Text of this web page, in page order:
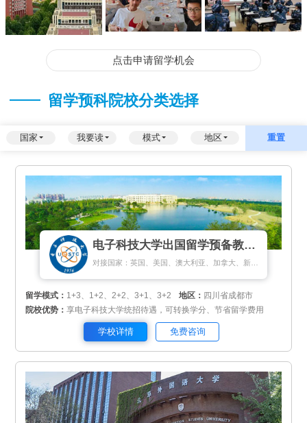
点击申请留学机会
留学预科院校分类选择
国家 我要读 模式 地区 重置
电子科技大学出国留学预备教育中心
留学模式： 1+3、1+2、2+2、3+1、3+2 地区： 四川省成都市
院校优势：享电子科技大学统招待遇，可转换学分、节省留学费用
学校详情 免费咨询